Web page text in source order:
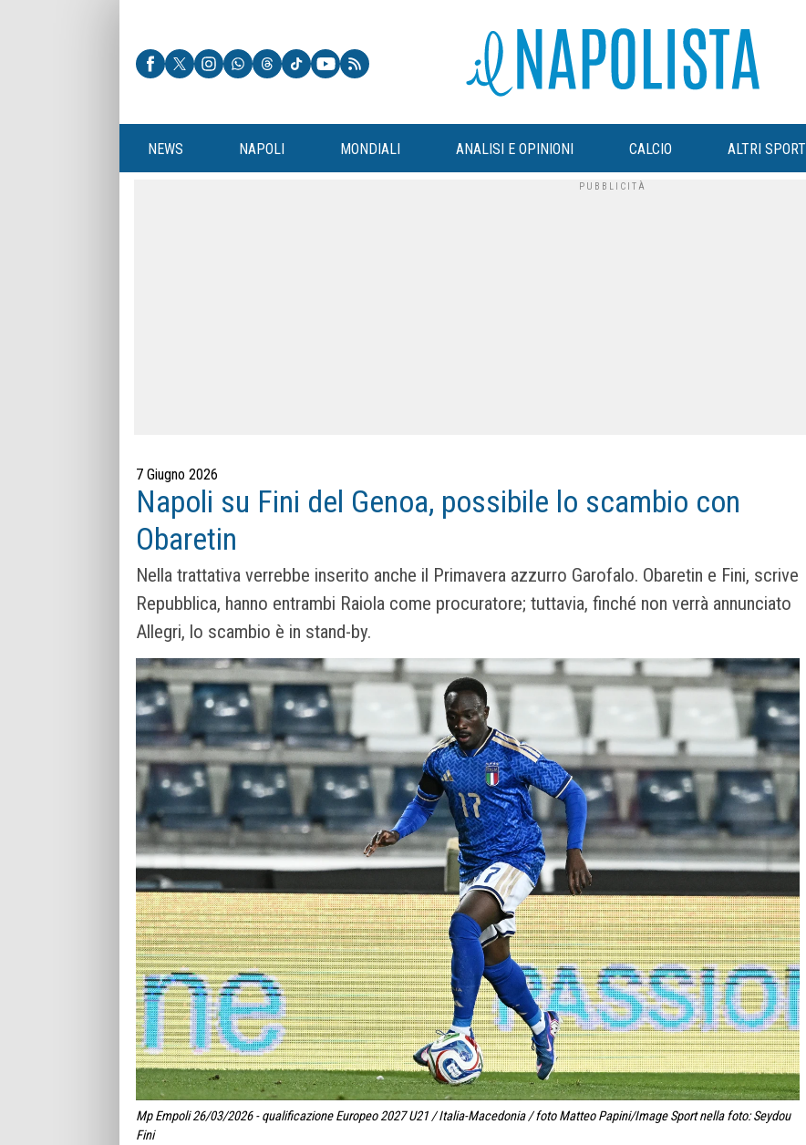
NEWS NAPOLI MONDIALI ANALISI E OPINIONI CALCIO ALTRI SPORT
7 Giugno 2026
Napoli su Fini del Genoa, possibile lo scambio con
Obaretin
Nella trattativa verrebbe inserito anche il Primavera azzurro Garofalo. Obaretin e Fini, scrive
Repubblica, hanno entrambi Raiola come procuratore; tuttavia, finché non verrà annunciato
Allegri, lo scambio è in stand-by.
Mp Empoli 26/03/2026 - qualificazione Europeo 2027 U21 / Italia-Macedonia / foto Matteo Papini/Image Sport nella foto: Seydou
Fini